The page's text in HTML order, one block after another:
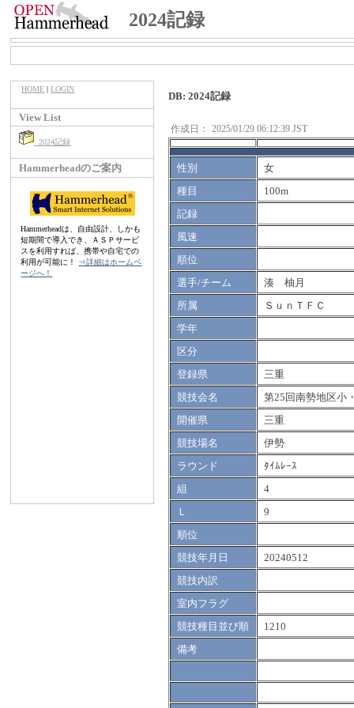
2024記録
HOME |LOGIN
View List
2024記録
Hammerheadのご案内
Hammerheadは、自由設計、しかも
短期間で導入でき、ＡＳＰサービ
スを利用すれば、携帯や自宅での
利用が可能に！ ⇒詳細はホームペ
ージへ！
DB: 2024記録
作成日： 2025/01/29 06:12:39 JST
性別
女
種目
100m
記録
風速
順位
選手/チーム
湊 柚月
所属
ＳｕｎＴＦＣ
学年
区分
登録県
三重
競技会名
第25回南勢地区小
開催県
三重
競技場名
伊勢
ラウンド
ﾀｲﾑﾚｰｽ
組
4
Ｌ
9
順位
競技年月日
20240512
競技内訳
室内フラグ
競技種目並び順
1210
備考